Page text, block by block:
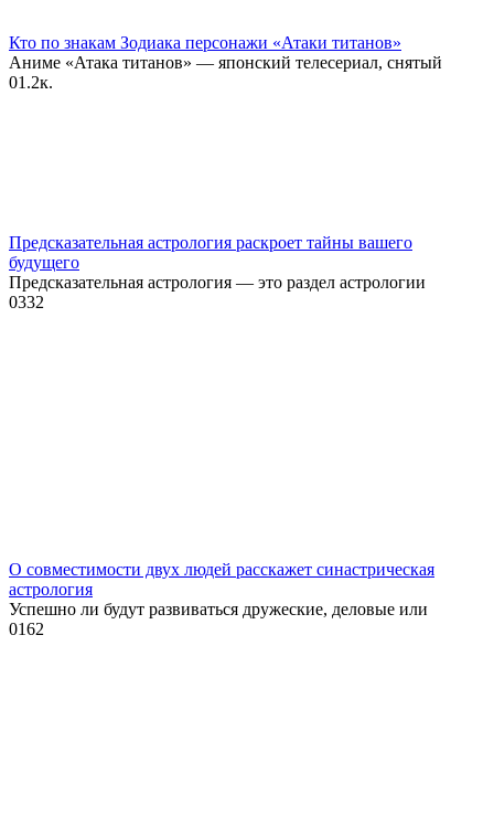
Кто по знакам Зодиака персонажи «Атаки титанов»
Аниме «Атака титанов» — японский телесериал, снятый
01.2к.
Предсказательная астрология раскроет тайны вашего
будущего
Предсказательная астрология — это раздел астрологии
0332
О совместимости двух людей расскажет синастрическая
астрология
Успешно ли будут развиваться дружеские, деловые или
0162